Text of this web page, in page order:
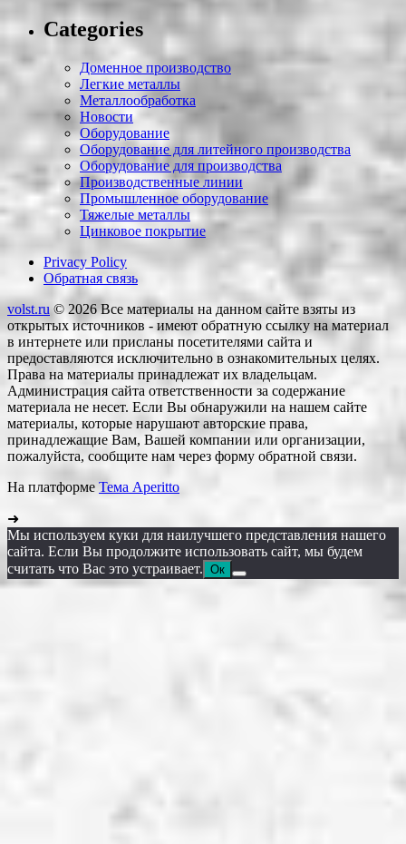
Categories
Доменное производство
Легкие металлы
Металлообработка
Новости
Оборудование
Оборудование для литейного производства
Оборудование для производства
Производственные линии
Промышленное оборудование
Тяжелые металлы
Цинковое покрытие
Privacy Policy
Обратная связь
volst.ru © 2026Все материалы на данном сайте взяты из
открытых источников - имеют обратную ссылку на материал
в интернете или присланы посетителями сайта и
предоставляются исключительно в ознакомительных целях.
Права на материалы принадлежат их владельцам.
Администрация сайта ответственности за содержание
материала не несет. Если Вы обнаружили на нашем сайте
материалы, которые нарушают авторские права,
принадлежащие Вам, Вашей компании или организации,
пожалуйста, сообщите нам через форму обратной связи.
На платформе Тема Aperitto
➜
Мы используем куки для наилучшего представления нашего
сайта. Если Вы продолжите использовать сайт, мы будем
считать что Вас это устраивает. Ок